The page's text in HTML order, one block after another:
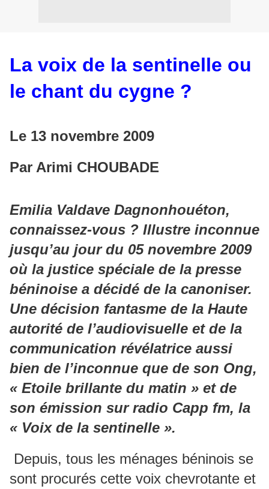
La voix de la sentinelle ou
le chant du cygne ?
Le 13 novembre 2009
Par Arimi CHOUBADE
Emilia Valdave Dagnonhouéton,
connaissez-vous ? Illustre inconnue
jusqu’au jour du 05 novembre 2009
où la justice spéciale de la presse
béninoise a décidé de la canoniser.
Une décision fantasme de la Haute
autorité de l’audiovisuelle et de la
communication révélatrice aussi
bien de l’inconnue que de son Ong,
« Etoile brillante du matin » et de
son émission sur radio Capp fm, la
« Voix de la sentinelle ».
Depuis, tous les ménages béninois se
sont procurés cette voix chevrotante et